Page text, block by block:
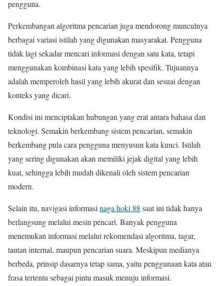
pengguna.
Perkembangan algoritma pencarian juga mendorong munculnya
berbagai variasi istilah yang digunakan masyarakat. Pengguna
tidak lagi sekadar mencari informasi dengan satu kata, tetapi
menggunakan kombinasi kata yang lebih spesifik. Tujuannya
adalah memperoleh hasil yang lebih akurat dan sesuai dengan
konteks yang dicari.
Kondisi ini menciptakan hubungan yang erat antara bahasa dan
teknologi. Semakin berkembang sistem pencarian, semakin
berkembang pula cara pengguna menyusun kata kunci. Istilah
yang sering digunakan akan memiliki jejak digital yang lebih
kuat, sehingga lebih mudah dikenali oleh sistem pencarian
modern.
Selain itu, navigasi informasi naga hoki 88 saat ini tidak hanya
berlangsung melalui mesin pencari. Banyak pengguna
menemukan informasi melalui rekomendasi algoritma, tagar,
tautan internal, maupun pencarian suara. Meskipun medianya
berbeda, prinsip dasarnya tetap sama, yaitu penggunaan kata atau
frasa tertentu sebagai pintu masuk menuju informasi.